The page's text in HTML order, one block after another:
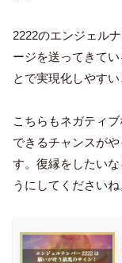
2222のエンジェル
ージを送ってきて
とで実現化しやすい
こちらもネガティ
できるチャンスが
す。復縁をしたい
うにしてくださいね